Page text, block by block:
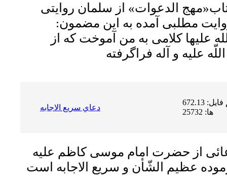
الدعوات» از سلمان روايتى
مطلبى آمده به اين مضمون:
عليها كلامى به من آموخت كه از
دعاي سريع الاجابه
حجم فایل: 672.13 KB | دریافت
ها: 25732
از حضرت امام موسى كاظم عليه